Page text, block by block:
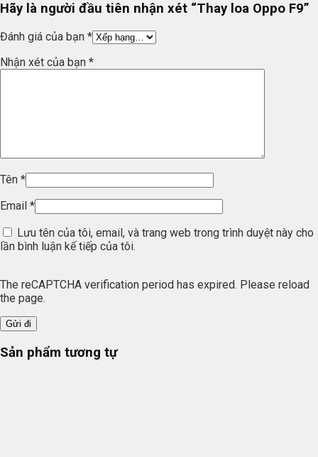
Hãy là người đầu tiên nhận xét “Thay loa Oppo F9”
Đánh giá của bạn *
Nhận xét của bạn *
Tên *
Email *
Lưu tên của tôi, email, và trang web trong trình duyệt này cho
lần bình luận kế tiếp của tôi.
The reCAPTCHA verification period has expired. Please reload
the page.
Sản phẩm tương tự